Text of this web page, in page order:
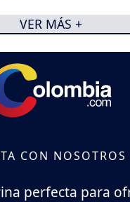
VER MÁS +
CON NOSOTROS
perfecta para